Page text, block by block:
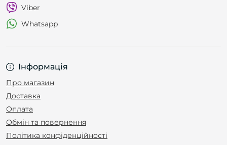
Інформація
Про магазин
Доставка
Оплата
Обмін та повернення
Політика конфіденційності
Viber
Whatsapp